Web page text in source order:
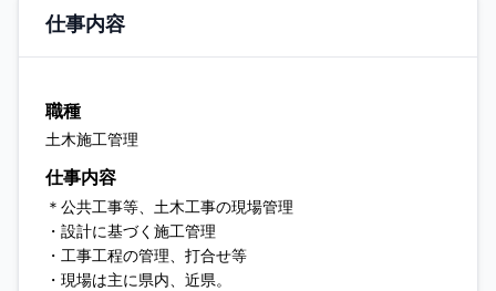
仕事内容
職種
土木施工管理
仕事内容
＊公共工事等、土木工事の現場管理
・設計に基づく施工管理
・工事工程の管理、打合せ等
・現場は主に県内、近県。